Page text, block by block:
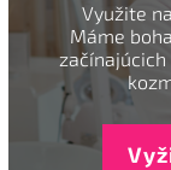
Využite
Máme